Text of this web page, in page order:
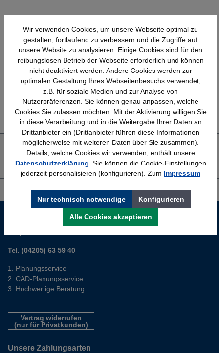
Schnelle Lieferung
Bundesweit
Topmarken
Faire Preise
Erfahrung
Bewährt seit 1958
Kostenlose Beratung
(04205) 635940
Über uns
Shop Service
Informationen
Tel. (04205) 63 59 40
Planungsservice
CAD-Planungsservice
Hochwertige Beratung
Vertrag widerrufen
(nur für Privatkunden)
Unsere Zahlungsarten
Wir verwenden Cookies, um unsere Webseite optimal zu
gestalten, fortlaufend zu verbessern und die Zugriffe auf
unsere Website zu analysieren. Einige Cookies sind für den
reibungslosen Betrieb der Webseite erforderlich und können
nicht deaktiviert werden. Andere Cookies werden zur
optimalen Gestaltung Ihres Webseitenbesuchs verwendet,
z.B. für soziale Medien und zur Analyse von
Nutzerpräferenzen. Sie können genau anpassen, welche
Cookies Sie zulassen möchten. Mit der Aktivierung willigen Sie
in diese Verarbeitung und in die Weitergabe Ihrer Daten an
Drittanbieter ein (Drittanbieter führen diese Informationen
möglicherweise mit weiteren Daten über Sie zusammen).
Details, welche Cookies wir verwenden, enthält unsere
Datenschutzerklärung . Sie können die Cookie-Einstellungen
jederzeit personalisieren (konfigurieren). Zum Impressum
Nur technisch notwendige Konfigurieren
Alle Cookies akzeptieren